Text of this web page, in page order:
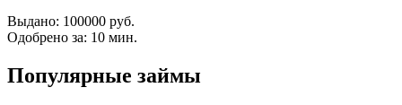
Выдано: 100000 руб.
Одобрено за: 10 мин.
Популярные займы